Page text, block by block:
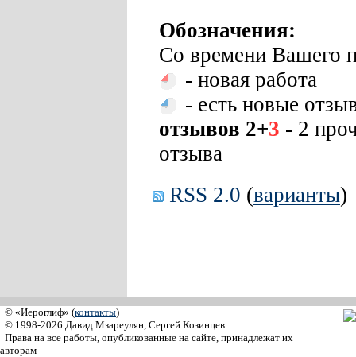
Обозначения:
Со времени Вашего
- новая работа
- есть новые
отзывов 2+3 - 2
отзыва
RSS 2.0 (варианты)
© «Иероглиф» (контакты)
© 1998-2026 Давид Мзареулян, Сергей Козинцев
Права на все работы, опубликованные на сайте, принадлежат их
авторам